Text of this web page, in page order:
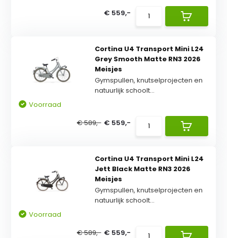
€ 559,-
Cortina U4 Transport Mini L24
Grey Smooth Matte RN3 2026
Meisjes
Gymspullen, knutselprojecten en
natuurlijk schoolt...
Voorraad
€ 589,- € 559,-
Cortina U4 Transport Mini L24
Jett Black Matte RN3 2026
Meisjes
Gymspullen, knutselprojecten en
natuurlijk schoolt...
Voorraad
€ 589,- € 559,-